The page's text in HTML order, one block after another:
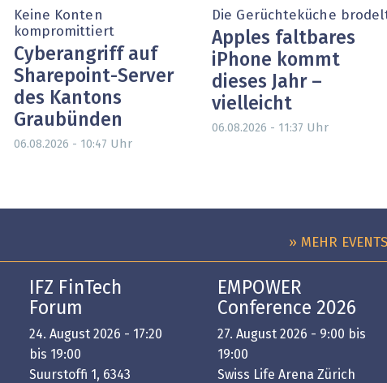
Keine Konten
kompromittiert
Cyberangriff auf
Sharepoint-Server
des Kantons
Graubünden
06.08.2026 - 10:47 Uhr
Die Gerüchteküche
Apples faltbares
iPhone kommt
dieses Jahr –
vielleicht
06.08.2026 - 11:37 Uhr
» MEHR EVENTS
IFZ FinTech
Forum
24. August 2026 - 17:20
bis 19:00
Suurstoffi 1, 6343
EMPOWER
Conference 2026
27. August 2026 - 9:00 bis
19:00
Swiss Life Arena Zürich